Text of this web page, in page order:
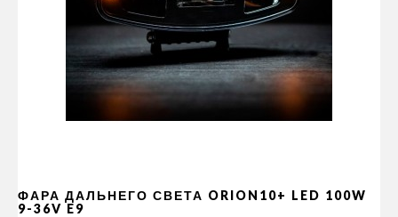
ФАРА ДАЛЬНЕГО СВЕТА ORION10+ LED 100W
9-36V E9